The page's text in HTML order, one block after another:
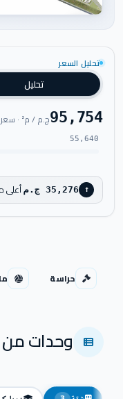
تحليل السعر
تحليل
95,754ج.م / م² · سعر هذه الوحدة
55,640
↑ 35,276 ج.م أعلى
حراسة
وحدات